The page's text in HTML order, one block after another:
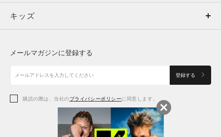
キッズ
アクセサリー
ボトムス
アクセサリー
トップス
シューズ
アクセサリー
キッズ
シューズ
メールマガジンに登録する
登録する
購読の際は、当社のプライバシーポリシーに同意します。